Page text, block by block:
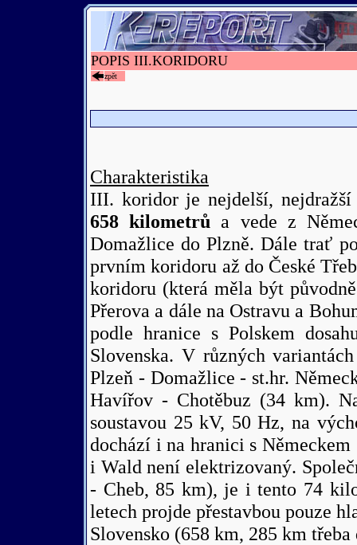
POPIS III.KORIDORU
zpět
Charakteristika
III. koridor je nejdelší,
658 kilometrů a vede z
Domažlice do Plzně. Dále trať
prvním koridoru až do České
koridoru (která měla být
Přerova a dále na Ostravu a
podle hranice s Polskem
Slovenska. V různých
Plzeň - Domažlice - st.hr.
Havířov - Chotěbuz (34 km).
soustavou 25 kV, 50 Hz, na
dochází i na hranici s
i Wald není elektrizovaný.
- Cheb, 85 km), je i tento 74
letech projde přestavbou pouze
Slovensko (658 km, 285 km